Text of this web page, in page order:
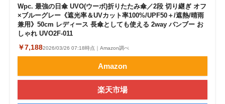
Wpc. 最強の日傘 UVO(ウーボ)折りたたみ傘／2段 切り継ぎ オフ
×ブルーグレー《遮光率＆UVカット率100%/UPF50＋/遮熱/晴雨
兼用》50cm レディース 長傘としても使える 2way バンブー お
しゃれ UVO2F-011
￥7,1882026/03/26 07:18時点｜Amazon調べ
Amazon
楽天市場